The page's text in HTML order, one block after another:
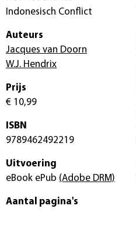
Indonesisch Conflict
Auteurs
Jacques van Doorn
W.J. Hendrix
Prijs
€ 10,99
ISBN
9789462492219
Uitvoering
eBook ePub (Adobe DRM)
Aantal pagina's